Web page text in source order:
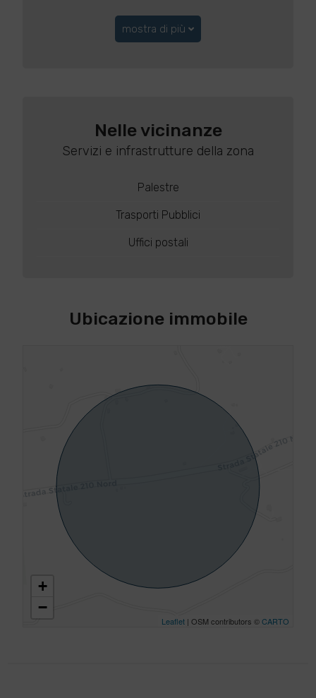
mostra di più
Nelle vicinanze
Servizi e infrastrutture della zona
Palestre
Trasporti Pubblici
Uffici postali
Ubicazione immobile
+
−
Leaflet| OSM contributors ©CARTO